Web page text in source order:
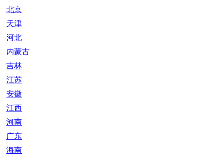
北京
天津
河北
内蒙古
吉林
江苏
安徽
江西
河南
广东
海南